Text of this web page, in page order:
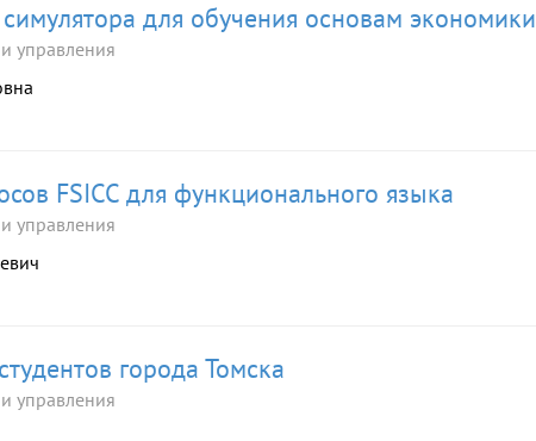
для обучения основам экономики
управления
FSICC для функционального языка
управления
города Томска
управления